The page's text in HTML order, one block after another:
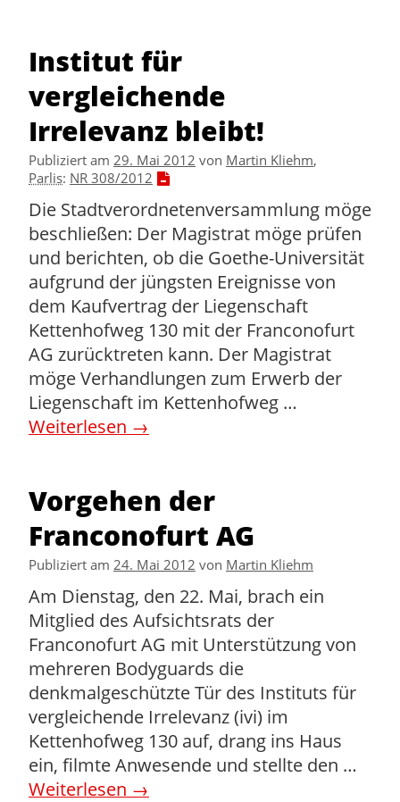
Institut für
vergleichende
Irrelevanz bleibt!
Publiziert am 29. Mai 2012 von Martin Kliehm,
Parlis: NR 308/2012
Die Stadtverordnetenversammlung möge
beschließen: Der Magistrat möge prüfen
und berichten, ob die Goethe-Universität
aufgrund der jüngsten Ereignisse von
dem Kaufvertrag der Liegenschaft
Kettenhofweg 130 mit der Franconofurt
AG zurücktreten kann. Der Magistrat
möge Verhandlungen zum Erwerb der
Liegenschaft im Kettenhofweg …
Weiterlesen →
Vorgehen der
Franconofurt AG
Publiziert am 24. Mai 2012 von Martin Kliehm
Am Dienstag, den 22. Mai, brach ein
Mitglied des Aufsichtsrats der
Franconofurt AG mit Unterstützung von
mehreren Bodyguards die
denkmalgeschützte Tür des Instituts für
vergleichende Irrelevanz (ivi) im
Kettenhofweg 130 auf, drang ins Haus
ein, filmte Anwesende und stellte den …
Weiterlesen →